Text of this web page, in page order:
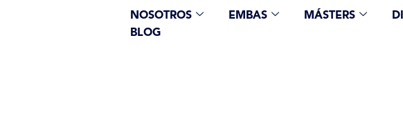
NOSOTROS EMBAS MÁSTERS
BLOG